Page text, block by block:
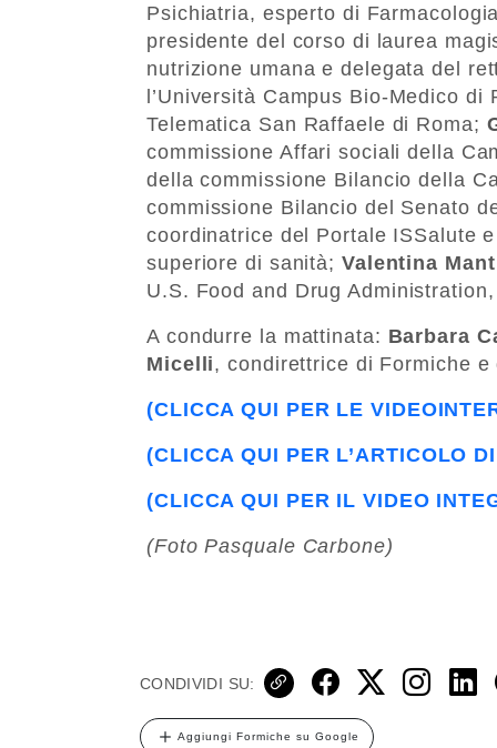
Psichiatria, esperto di
presidente del corso di laurea
nutrizione umana e delegata del
l’Università Campus Bio-Medico di
Telematica San Raffaele di Roma;
commissione Affari sociali della
della commissione Bilancio della
commissione Bilancio del Senato
coordinatrice del Portale ISSalute
superiore di sanità; Valentina
U.S. Food and Drug
A condurre la mattinata: Barbara
Micelli, condirettrice di Formiche
(CLICCA QUI PER LE
(CLICCA QUI PER L’ARTICOLO
(CLICCA QUI PER IL VIDEO
(Foto Pasquale Carbone)
CONDIVIDI SU:
Aggiungi Formiche su Google